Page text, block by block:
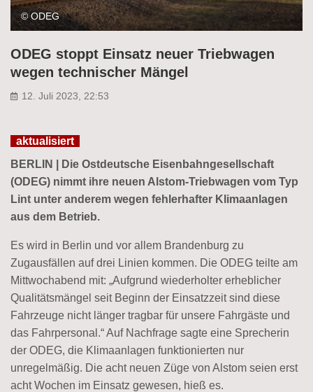
© ODEG
ODEG stoppt Einsatz neuer Triebwagen
wegen technischer Mängel
12. Juli 2023, 22:53
aktualisiert
BERLIN | Die Ostdeutsche Eisenbahngesellschaft
(ODEG) nimmt ihre neuen Alstom-Triebwagen vom Typ
Lint unter anderem wegen fehlerhafter Klimaanlagen
aus dem Betrieb.
Es wird in Berlin und vor allem Brandenburg zu
Zugausfällen auf drei Linien kommen. Die ODEG teilte am
Mittwochabend mit: „Aufgrund wiederholter erheblicher
Qualitätsmängel seit Beginn der Einsatzzeit sind diese
Fahrzeuge nicht länger tragbar für unsere Fahrgäste und
das Fahrpersonal.“ Auf Nachfrage sagte eine Sprecherin
der ODEG, die Klimaanlagen funktionierten nur
unregelmäßig. Die acht neuen Züge von Alstom seien erst
acht Wochen im Einsatz gewesen, hieß es.